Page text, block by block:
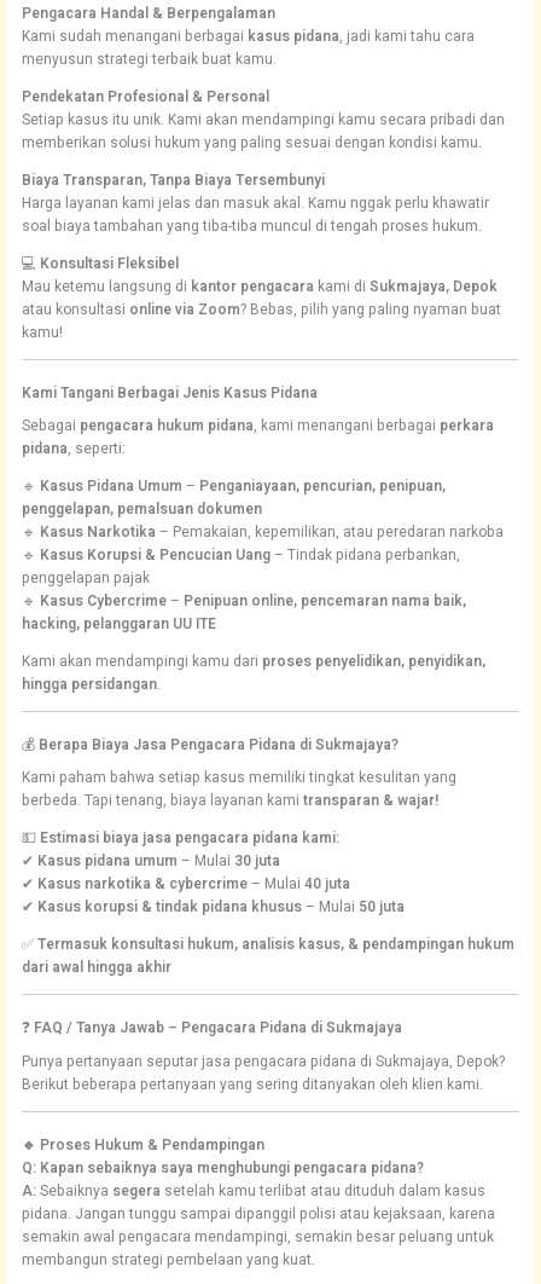
Pengacara Handal & Berpengalaman
Kami sudah menangani berbagai kasus pidana, jadi kami tahu cara
menyusun strategi terbaik buat kamu.
Pendekatan Profesional & Personal
Setiap kasus itu unik. Kami akan mendampingi kamu secara pribadi dan
memberikan solusi hukum yang paling sesuai dengan kondisi kamu.
Biaya Transparan, Tanpa Biaya Tersembunyi
Harga layanan kami jelas dan masuk akal. Kamu nggak perlu khawatir
soal biaya tambahan yang tiba-tiba muncul di tengah proses hukum.
💻 Konsultasi Fleksibel
Mau ketemu langsung di kantor pengacara kami diSukmajaya, Depok
atau konsultasi online via Zoom? Bebas, pilih yang paling nyaman buat
kamu!
Kami Tangani Berbagai Jenis Kasus Pidana
Sebagai pengacara hukum pidana, kami menangani berbagai perkara
pidana, seperti:
🔹 Kasus Pidana Umum – Penganiayaan, pencurian, penipuan,
penggelapan, pemalsuan dokumen
🔹 Kasus Narkotika – Pemakaian, kepemilikan, atau peredaran narkoba
🔹 Kasus Korupsi & Pencucian Uang– Tindak pidana perbankan,
penggelapan pajak
🔹 Kasus Cybercrime– Penipuan online, pencemaran nama baik,
hacking, pelanggaran UU ITE
Kami akan mendampingi kamu dari proses penyelidikan, penyidikan,
hingga persidangan.
💰 Berapa Biaya Jasa Pengacara Pidana di Sukmajaya?
Kami paham bahwa setiap kasus memiliki tingkat kesulitan yang
berbeda. Tapi tenang, biaya layanan kamitransparan & wajar!
💵 Estimasi biaya jasa pengacara pidana kami:
✔ Kasus pidana umum – Mulai 30 juta
✔ Kasus narkotika & cybercrime– Mulai40 juta
✔ Kasus korupsi & tindak pidana khusus– Mulai 50 juta
✅Termasuk konsultasi hukum, analisis kasus, & pendampingan hukum
dari awal hingga akhir
❓ FAQ / Tanya Jawab – Pengacara Pidana di Sukmajaya
Punya pertanyaan seputar jasa pengacara pidana di Sukmajaya, Depok?
Berikut beberapa pertanyaan yang sering ditanyakan oleh klien kami.
🔹 Proses Hukum & Pendampingan
Q: Kapan sebaiknya saya menghubungi pengacara pidana?
A:Sebaiknya segera setelah kamu terlibat atau dituduh dalam kasus
pidana. Jangan tunggu sampai dipanggil polisi atau kejaksaan, karena
semakin awal pengacara mendampingi, semakin besar peluang untuk
membangun strategi pembelaan yang kuat.